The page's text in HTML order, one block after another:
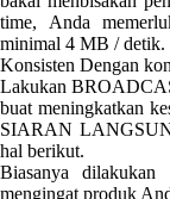
time, Anda
minimal 4 MB / detik.
Konsisten Dengan
Lakukan
buat meningkatkan
SIARAN
hal berikut.
Biasanya
mengingat produk